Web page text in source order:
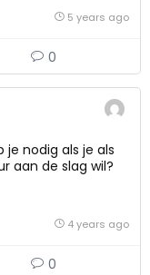
5 years ago
0
je nodig als je als
aan de slag wil?
4 years ago
0